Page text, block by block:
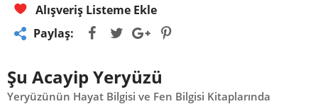
Alışveriş Listeme Ekle
Paylaş:
Şu Acayip Yeryüzü
Yeryüzünün Hayat Bilgisi ve Fen Bilgisi Kitaplarında